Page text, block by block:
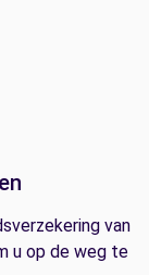
van
u op de weg te